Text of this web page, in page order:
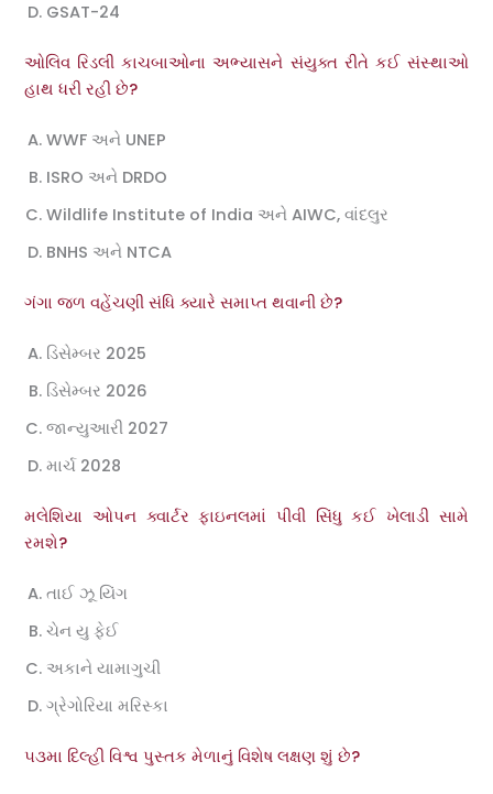
GSAT-24
ઓલિવ રિડલી કાચબાઓના અભ્યાસને સંયુક્ત રીતે કઈ સંસ્થાઓ
હાથ ધરી રહી છે?
WWF અને UNEP
ISRO અને DRDO
Wildlife Institute of India અને AIWC, વાંદલુર
BNHS અને NTCA
ગંગા જળ વહેંચણી સંધિ ક્યારે સમાપ્ત થવાની છે?
ડિસેમ્બર 2025
ડિસેમ્બર 2026
જાન્યુઆરી 2027
માર્ચ 2028
મલેશિયા ઓપન ક્વાર્ટર ફાઇનલમાં પીવી સિંધુ કઈ ખેલાડી સામે
રમશે?
તાઈ ઝૂ યિંગ
ચેન યુ ફેઈ
અકાને યામાગુચી
ગ્રેગોરિયા મરિસ્કા
૫૩મા દિલ્હી વિશ્વ પુસ્તક મેળાનું વિશેષ લક્ષણ શું છે?